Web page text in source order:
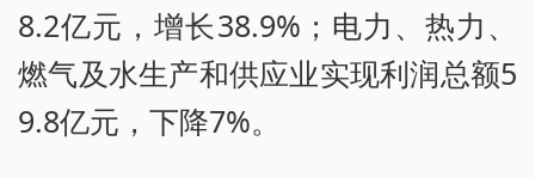
8.2亿元，增长38.9%；电力、热力、
燃气及水生产和供应业实现利润总额5
9.8亿元，下降7%。